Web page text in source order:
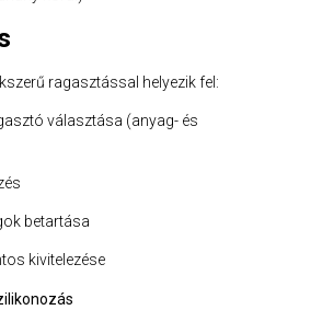
ragasztással helyezik fel:
választása (anyag- és
betartása
kivitelezése